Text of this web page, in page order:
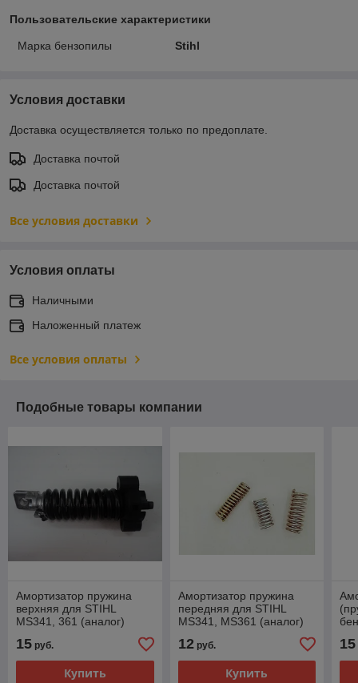
Пользовательские характеристики
Марка бензопилы Stihl
Условия доставки
Доставка осуществляется только по предоплате.
Доставка почтой
Доставка почтой
Все условия доставки
Условия оплаты
Наличными
Наложенный платеж
Все условия оплаты
Подобные товары компании
Амортизатор пружина
верхняя для STIHL
MS341, 361 (аналог)
15 руб.
Купить
Амортизатор пружина
передняя для STIHL
MS341, MS361 (аналог)
12руб.
Купить
15